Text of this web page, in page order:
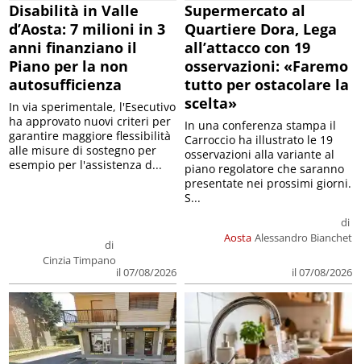
Disabilità in Valle
d’Aosta: 7 milioni in 3
anni finanziano il
Piano per la non
autosufficienza
di
Cinzia Timpano
il 07/08/2026
In via sperimentale, l'Esecutivo
ha approvato nuovi criteri per
garantire maggiore flessibilità
alle misure di sostegno per
esempio per l'assistenza d...
Supermercato al
Quartiere Dora, Lega
all’attacco con 19
osservazioni: «Faremo
tutto per ostacolare la
scelta»
Aosta
di
Alessandro Bianchet
il 07/08/2026
In una conferenza stampa il
Carroccio ha illustrato le 19
osservazioni alla variante al
piano regolatore che saranno
presentate nei prossimi giorni.
S...